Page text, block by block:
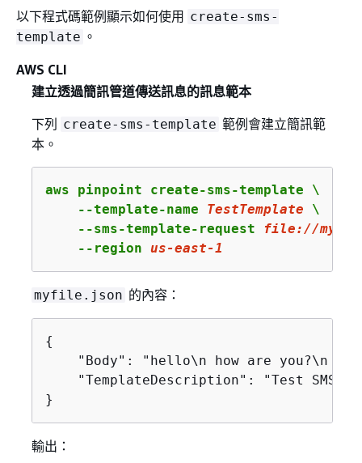
以下程式碼範例顯示如何使用 create-sms-
template 。
AWS CLI
建立透過簡訊管道傳送訊息的訊息範本
下列 create-sms-template 範例會建立簡訊範
本。
aws pinpoint create-sms-template \
    --template-name
TestTemplate \
    --sms-template-request
file: //
    --region
us-east-1
myfile.json 的內容：
{
"Body": "hello\n how are you?\n
"TemplateDescription": "Test SMS
}
輸出：